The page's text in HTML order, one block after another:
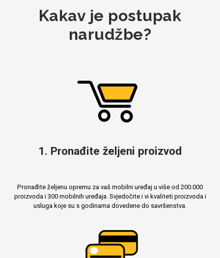
Kakav je postupak
narudžbe?
1. Pronađite željeni proizvod
Pronađite željenu opremu za vaš mobilni uređaj u više od 200.000
proizvoda i 300 mobilnih uređaja. Svjedočite i vi kvaliteti proizvoda i
usluga koje su s godinama dovedene do savršenstva.
Mandale / Cvjetni